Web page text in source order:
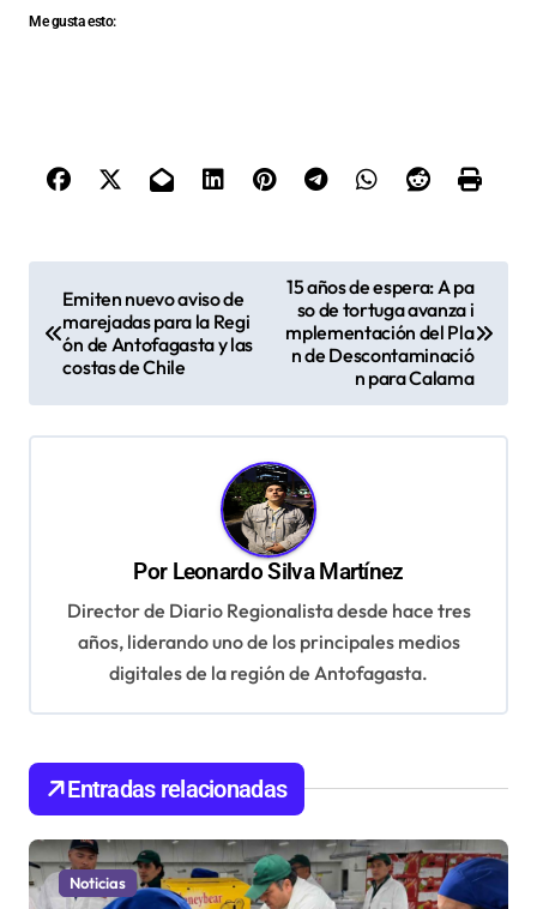
Me gusta esto:
e
g
e
e
t
r
Emiten nuevo aviso de
marejadas para la Regi
ón de Antofagasta y las
costas de Chile
15 años de espera: A pa
so de tortuga avanza i
mplementación del Pla
n de Descontaminació
n para Calama
Por Leonardo Silva Martínez
Director de Diario Regionalista desde hace tres
años, liderando uno de los principales medios
digitales de la región de Antofagasta.
Entradas relacionadas
Noticias